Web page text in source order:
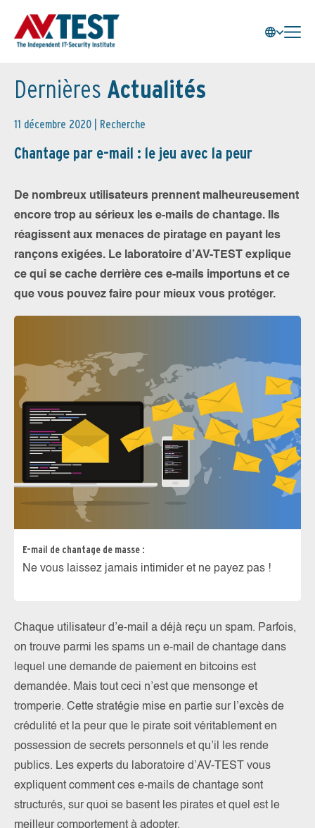
Dernières Actualités
11 décembre 2020 | Recherche
Chantage par e-mail : le jeu avec la peur
De nombreux utilisateurs prennent malheureusement
encore trop au sérieux les e-mails de chantage. Ils
réagissent aux menaces de piratage en payant les
rançons exigées. Le laboratoire d’AV-TEST explique
ce qui se cache derrière ces e-mails importuns et ce
que vous pouvez faire pour mieux vous protéger.
E-mail de chantage de masse :
Ne vous laissez jamais intimider et ne payez pas !
Chaque utilisateur d’e-mail a déjà reçu un spam. Parfois,
on trouve parmi les spams un e-mail de chantage dans
lequel une demande de paiement en bitcoins est
demandée. Mais tout ceci n’est que mensonge et
tromperie. Cette stratégie mise en partie sur l’excès de
crédulité et la peur que le pirate soit véritablement en
possession de secrets personnels et qu’il les rende
publics. Les experts du laboratoire d’AV-TEST vous
expliquent comment ces e-mails de chantage sont
structurés, sur quoi se basent les pirates et quel est le
meilleur comportement à adopter.